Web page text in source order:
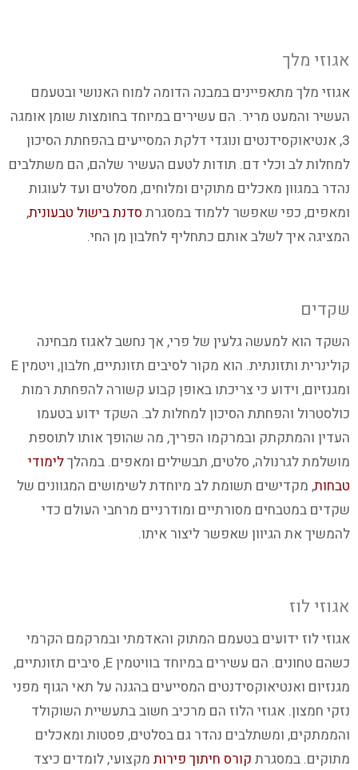
אגוזי מלך
אגוזי מלך מתאפיינים במבנה הדומה למוח האנושי ובטעמם
העשיר והמעט מריר. הם עשירים במיוחד בחומצות שומן אומגה
3, אנטיאוקסידנטים ונוגדי דלקת המסייעים בהפחתת הסיכון
למחלות לב וכלי דם. תודות לטעם העשיר שלהם, הם משתלבים
נהדר במגוון מאכלים מתוקים ומלוחים, מסלטים ועד לעוגות
ומאפים, כפי שאפשר ללמוד במסגרת סדנת בישול טבעונית,
המציגה איך לשלב אותם כתחליף לחלבון מן החי.
שקדים
השקד הוא למעשה גלעין של פרי, אך נחשב לאגוז מבחינה
קולינרית ותזונתית. הוא מקור לסיבים תזונתיים, חלבון, ויטמין E
ומגנזיום, וידוע כי צריכתו באופן קבוע קשורה להפחתת רמות
כולסטרול והפחתת הסיכון למחלות לב. השקד ידוע בטעמו
העדין והמתקתק ובמרקמו הפריך, מה שהופך אותו לתוספת
מושלמת לגרנולה, סלטים, תבשילים ומאפים. במהלךלימודי
טבחות, מקדישים תשומת לב מיוחדת לשימושים המגוונים של
שקדים במטבחים מסורתיים ומודרניים מרחבי העולם כדי
להמשיך את הגיוון שאפשר ליצור איתו.
אגוזי לוז
אגוזי לוז ידועים בטעמם המתוק והאדמתי ובמרקמם הקרמי
כשהם טחונים. הם עשירים במיוחד בוויטמין E, סיבים תזונתיים,
מגנזיום ואנטיאוקסידנטים המסייעים בהגנה על תאי הגוף מפני
נזקי חמצון. אגוזי הלוז הם מרכיב חשוב בתעשיית השוקולד
והממתקים, ומשתלבים נהדר גם בסלטים, פסטות ומאכלים
מתוקים. במסגרת קורס חיתוך פירות מקצועי, לומדים כיצד